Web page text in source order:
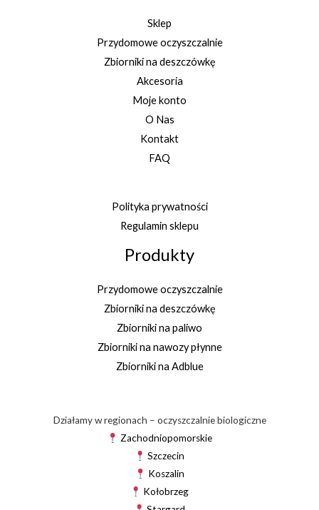
Sklep
Przydomowe oczyszczalnie
Zbiorniki na deszczówkę
Akcesoria
Moje konto
O Nas
Kontakt
FAQ
Polityka prywatności
Regulamin sklepu
Produkty
Przydomowe oczyszczalnie
Zbiorniki na deszczówkę
Zbiorniki na paliwo
Zbiorniki na nawozy płynne
Zbiorniki na Adblue
Działamy w regionach – oczyszczalnie biologiczne
Zachodniopomorskie
Szczecin
Koszalin
Kołobrzeg